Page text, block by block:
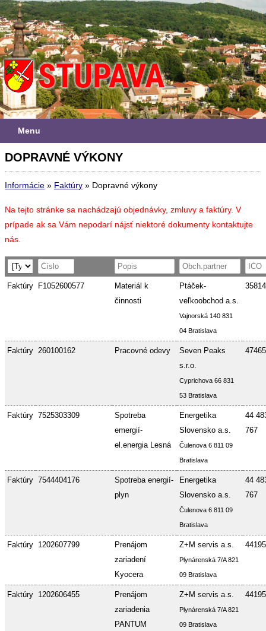
Menu
DOPRAVNÉ VÝKONY
Informácie » Faktúry » Dopravné výkony
Na tejto stránke sa nachádzajú objednávky, zmluvy a faktúry. V
prípade ak sa Vám nepodarí nájsť niektoré dokumenty kontaktujte
nás.
Faktúry F1052600577
Materiál k
činnosti
Ptáček-
veľkoobchod a.s.
Vajnorská 140 831
04 Bratislava
Faktúry 260100162 Pracovné odevy
Seven Peaks
s.r.o.
Cyprichova 66 831
53 Bratislava
Faktúry 7525303309
Spotreba
emergií-
el.energia Lesná
Energetika
Slovensko a.s.
Čulenova 6 811 09
Bratislava
44
767
Faktúry 7544404176
Spotreba energií-
plyn
Energetika
Slovensko a.s.
Čulenova 6 811 09
Bratislava
44
767
Faktúry 1202607799
Prenájom
zariadení
Kyocera
Z+M servis a.s.
Plynárenská 7/A 821
09 Bratislava
Faktúry 1202606455
Prenájom
zariadenia
PANTUM
Z+M servis a.s.
Plynárenská 7/A 821
09 Bratislava